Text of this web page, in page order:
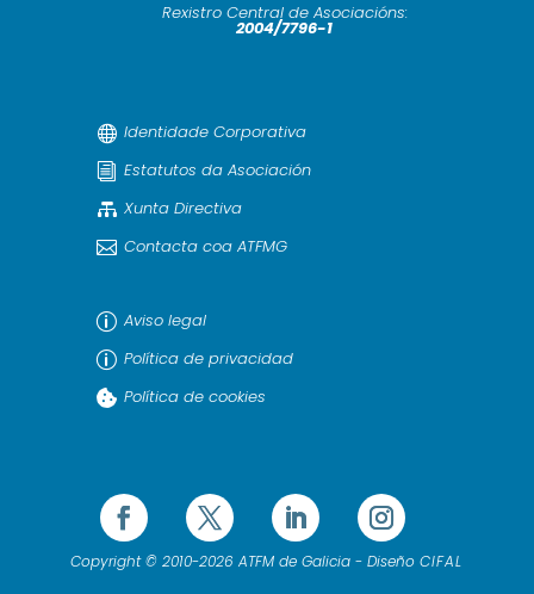
Rexistro Central de Asociacións:
2004/7796-1
 Identidade Corporativa
i Estatutos da Asociación
 Xunta Directiva
 Contacta coa ATFMG
p Aviso legal
p Política de privacidad
 Política de cookies
Copyright © 2010-2026 ATFM de Galicia - DiseñoCIFAL